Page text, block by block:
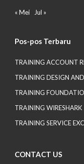
« Mei Jul »
Pos-pos Terbaru
TRAINING ACCOUNT
TRAINING DESIGN
TRAINING
TRAINING WIRESHARK
TRAINING SERVICE
CONTACT US